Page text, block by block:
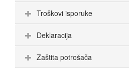
Troškovi isporuke
Deklaracija
Zaštita potrošača